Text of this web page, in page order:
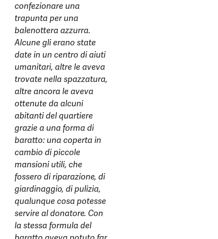
confezionare una
trapunta per una
balenottera azzurra.
Alcune gli erano state
date in un centro di aiuti
umanitari, altre le aveva
trovate nella spazzatura,
altre ancora le aveva
ottenute da alcuni
abitanti del quartiere
grazie a una forma di
baratto: una coperta in
cambio di piccole
mansioni utili, che
fossero di riparazione, di
giardinaggio, di pulizia,
qualunque cosa potesse
servire al donatore. Con
la stessa formula del